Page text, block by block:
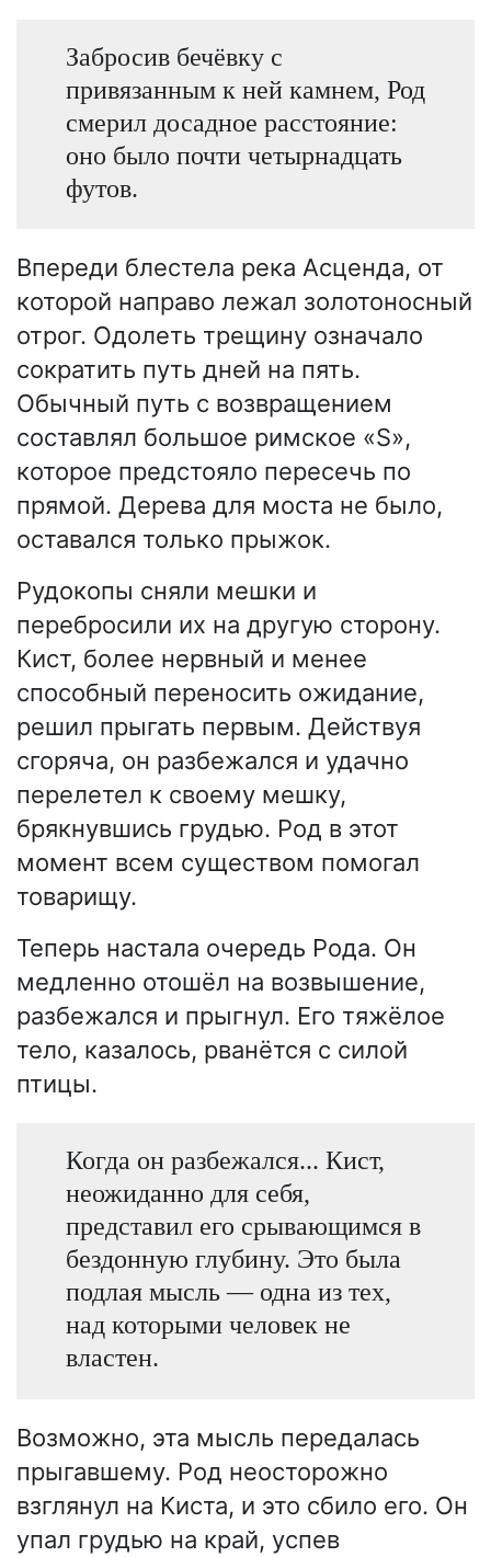
Забросив бечёвку с
привязанным к ней камнем, Род
смерил досадное расстояние:
оно было почти четырнадцать
футов.
Впереди блестела река Асценда, от
которой направо лежал золотоносный
отрог. Одолеть трещину означало
сократить путь дней на пять.
Обычный путь с возвращением
составлял большое римское «S»,
которое предстояло пересечь по
прямой. Дерева для моста не было,
оставался только прыжок.
Рудокопы сняли мешки и
перебросили их на другую сторону.
Кист, более нервный и менее
способный переносить ожидание,
решил прыгать первым. Действуя
сгоряча, он разбежался и удачно
перелетел к своему мешку,
брякнувшись грудью. Род в этот
момент всем существом помогал
товарищу.
Теперь настала очередь Рода. Он
медленно отошёл на возвышение,
разбежался и прыгнул. Его тяжёлое
тело, казалось, рванётся с силой
птицы.
Когда он разбежался... Кист,
неожиданно для себя,
представил его срывающимся в
бездонную глубину. Это была
подлая мысль — одна из тех,
над которыми человек не
властен.
Возможно, эта мысль передалась
прыгавшему. Род неосторожно
взглянул на Киста, и это сбило его. Он
упал грудью на край, успев